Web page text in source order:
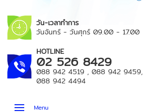
วัน-เวลาทำการ
วันจันทร์ - วันศุกร์ 09.00 - 17.00
HOTLINE
02 526 8429
088 942 4519 , 088 942 9459,
088 942 4494
Menu